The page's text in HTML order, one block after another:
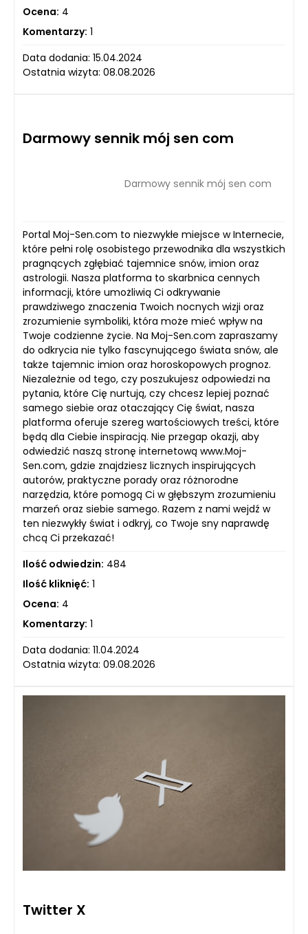
Ocena: 4
Komentarzy: 1
Data dodania: 15.04.2024
Ostatnia wizyta: 08.08.2026
Darmowy sennik mój sen com
Darmowy sennik mój sen com
Portal Moj-Sen.com to niezwykłe miejsce w Internecie,
które pełni rolę osobistego przewodnika dla wszystkich
pragnących zgłębiać tajemnice snów, imion oraz
astrologii. Nasza platforma to skarbnica cennych
informacji, które umożliwią Ci odkrywanie
prawdziwego znaczenia Twoich nocnych wizji oraz
zrozumienie symboliki, która może mieć wpływ na
Twoje codzienne życie. Na Moj-Sen.com zapraszamy
do odkrycia nie tylko fascynującego świata snów, ale
także tajemnic imion oraz horoskopowych prognoz.
Niezależnie od tego, czy poszukujesz odpowiedzi na
pytania, które Cię nurtują, czy chcesz lepiej poznać
samego siebie oraz otaczający Cię świat, nasza
platforma oferuje szereg wartościowych treści, które
będą dla Ciebie inspiracją. Nie przegap okazji, aby
odwiedzić naszą stronę internetową www.Moj-
Sen.com, gdzie znajdziesz licznych inspirujących
autorów, praktyczne porady oraz różnorodne
narzędzia, które pomogą Ci w głębszym zrozumieniu
marzeń oraz siebie samego. Razem z nami wejdź w
ten niezwykły świat i odkryj, co Twoje sny naprawdę
chcą Ci przekazać!
Ilość odwiedzin: 484
Ilość kliknięć: 1
Ocena: 4
Komentarzy: 1
Data dodania: 11.04.2024
Ostatnia wizyta: 09.08.2026
Twitter X